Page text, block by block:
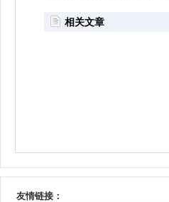
相关文章
友情链接：